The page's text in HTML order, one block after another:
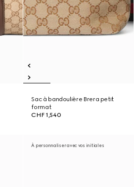
Sac à bandoulière Brera petit
format
CHF 1,540
À personnaliser avec vos initiales